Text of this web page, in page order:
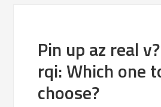
Pin up az real
rqi: Which one
choose?